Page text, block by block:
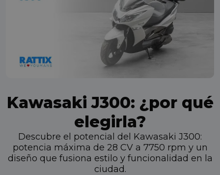
Kawasaki J300: ¿por qué
elegirla?
Descubre el potencial del Kawasaki J300:
potencia máxima de 28 CV a 7750 rpm y un
diseño que fusiona estilo y funcionalidad en la
ciudad.